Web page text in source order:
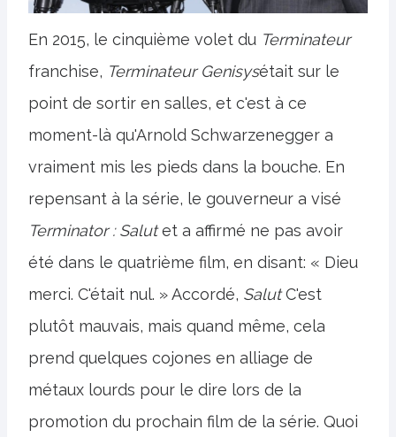
En 2015, le cinquième volet du Terminateur
franchise, Terminateur Genisysétait sur le
point de sortir en salles, et c'est à ce
moment-là qu'Arnold Schwarzenegger a
vraiment mis les pieds dans la bouche. En
repensant à la série, le gouverneur a visé
Terminator : Salutet a affirmé ne pas avoir
été dans le quatrième film, en disant: « Dieu
merci. C'était nul. » Accordé, SalutC'est
plutôt mauvais, mais quand même, cela
prend quelques cojones en alliage de
métaux lourds pour le dire lors de la
promotion du prochain film de la série. Quoi